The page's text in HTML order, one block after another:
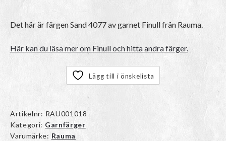
Det här är färgenSand 4077av garnet Finullfrån Rauma.
Här kan du läsa mer om Finull och hitta andra färger.
Lägg till i önskelista
Artikelnr: RAU001018
Kategori: Garnfärger
Varumärke: Rauma